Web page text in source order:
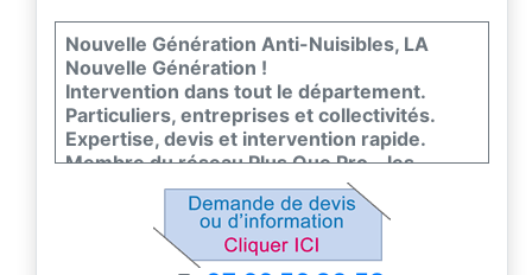
Nouvelle Génération Anti-Nuisibles, LA
Nouvelle Génération !
Intervention dans tout le département.
Particuliers, entreprises et collectivités.
Expertise, devis et intervention rapide.
Membre du réseau Plus Que Pro - les
meilleurs entreprises de France